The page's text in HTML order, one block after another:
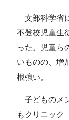
文部科学省
不登校児童生
った。児童ら
いものの、増
根強い。
子どものメ
もクリニック